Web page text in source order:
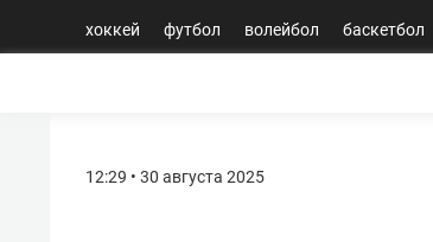
хоккей футбол волейбол баскетбол
12:29 • 30 августа 2025